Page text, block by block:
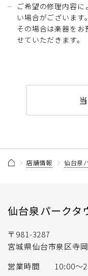
ご希望の修理内容
い場合がございます。
その場合は楽器をお
せていただきます。
店舗情報 仙台泉
仙台泉パークタ
〒981-3287
宮城県仙台市泉区寺
営業時間
10:00～